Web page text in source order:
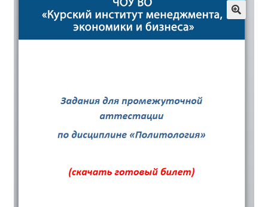
Политика конфиденциальности
38.03.04 Государственное и муниципальное
управление 3,5 года (Бакалавриат)
управление 5 лет